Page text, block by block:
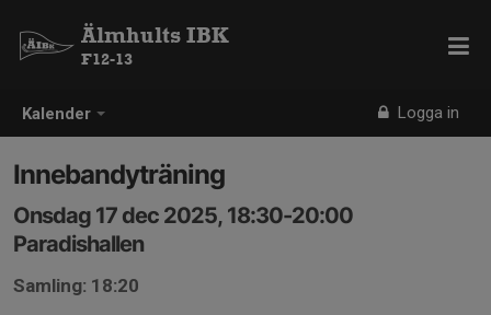
Kalender Logga in
Älmhults IBK
F12-13
Innebandyträning
Onsdag 17 dec 2025, 18:30-20:00
Paradishallen
Samling: 18:20